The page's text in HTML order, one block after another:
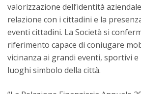
valorizzazione dell’identità
relazione con i cittadini e la
eventi cittadini. La Società si
riferimento capace di coniugare
vicinanza ai grandi eventi, sportivi
luoghi simbolo della città.